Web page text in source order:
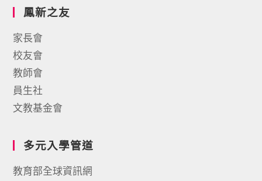
鳳新之友
家長會
校友會
教師會
員生社
文教基金會
多元入學管道
教育部全球資訊網